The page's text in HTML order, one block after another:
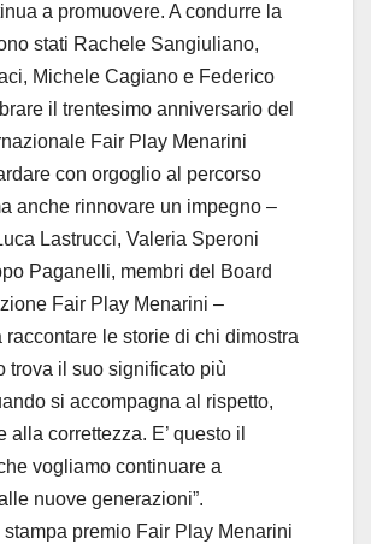
a promuovere. A condurre la
stati Rachele Sangiuliano,
Michele Cagiano e Federico
il trentesimo anniversario del
Fair Play Menarini
con orgoglio al percorso
anche rinnovare un impegno –
Lastrucci, Valeria Speroni
Paganelli, membri del Board
Fair Play Menarini –
raccontare le storie di chi dimostra
trova il suo significato più
si accompagna al rispetto,
alla correttezza. E’ questo il
vogliamo continuare a
nuove generazioni”.
stampa premio Fair Play Menarini